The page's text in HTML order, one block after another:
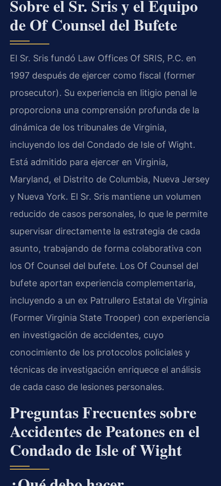
Sobre el Sr. Sris y el Equipo
de Of Counsel del Bufete
El Sr. Sris fundó Law Offices Of SRIS, P.C. en
1997 después de ejercer como fiscal (former
prosecutor). Su experiencia en litigio penal le
proporciona una comprensión profunda de la
dinámica de los tribunales de Virginia,
incluyendo los del Condado de Isle of Wight.
Está admitido para ejercer en Virginia,
Maryland, el Distrito de Columbia, Nueva Jersey
y Nueva York. El Sr. Sris mantiene un volumen
reducido de casos personales, lo que le permite
supervisar directamente la estrategia de cada
asunto, trabajando de forma colaborativa con
los Of Counsel del bufete. Los Of Counsel del
bufete aportan experiencia complementaria,
incluyendo a un ex Patrullero Estatal de Virginia
(Former Virginia State Trooper) con experiencia
en investigación de accidentes, cuyo
conocimiento de los protocolos policiales y
técnicas de investigación enriquece el análisis
de cada caso de lesiones personales.
Preguntas Frecuentes sobre
Accidentes de Peatones en el
Condado de Isle of Wight